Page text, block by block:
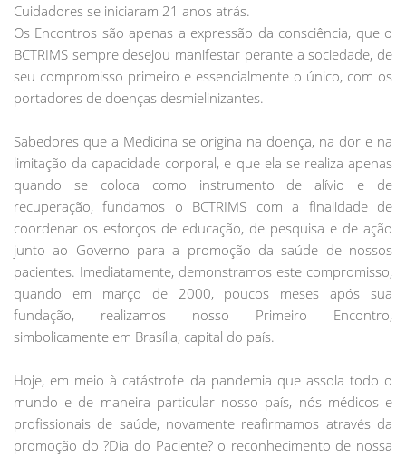
Cuidadores se iniciaram 21 anos atrás.
Os Encontros são apenas a expressão da consciência, que o
BCTRIMS sempre desejou manifestar perante a sociedade, de
seu compromisso primeiro e essencialmente o único, com os
portadores de doenças desmielinizantes.
Sabedores que a Medicina se origina na doença, na dor e na
limitação da capacidade corporal, e que ela se realiza apenas
quando se coloca como instrumento de alívio e de
recuperação, fundamos o BCTRIMS com a finalidade de
coordenar os esforços de educação, de pesquisa e de ação
junto ao Governo para a promoção da saúde de nossos
pacientes. Imediatamente, demonstramos este compromisso,
quando em março de 2000, poucos meses após sua
fundação, realizamos nosso Primeiro Encontro,
simbolicamente em Brasília, capital do país.
Hoje, em meio à catástrofe da pandemia que assola todo o
mundo e de maneira particular nosso país, nós médicos e
profissionais de saúde, novamente reafirmamos através da
promoção do ?Dia do Paciente? o reconhecimento de nossa